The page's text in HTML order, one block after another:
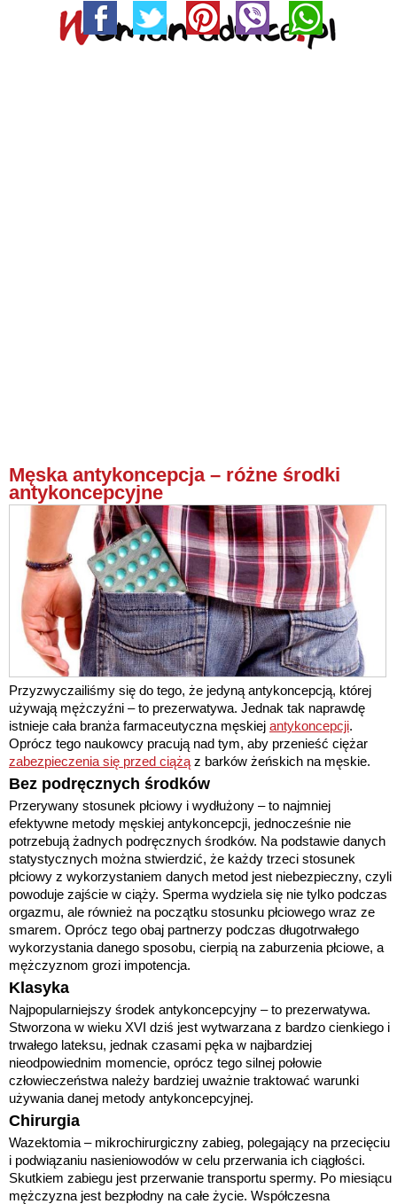
Męska antykoncepcja – różne środki
antykoncepcyjne
Przyzwyczailiśmy się do tego, że jedyną antykoncepcją, której
używają mężczyźni – to prezerwatywa. Jednak tak naprawdę
istnieje cała branża farmaceutyczna męskiej antykoncepcji.
Oprócz tego naukowcy pracują nad tym, aby przenieść ciężar
zabezpieczenia się przed ciążą z barków żeńskich na męskie.
Bez podręcznych środków
Przerywany stosunek płciowy i wydłużony – to najmniej
efektywne metody męskiej antykoncepcji, jednocześnie nie
potrzebują żadnych podręcznych środków. Na podstawie danych
statystycznych można stwierdzić, że każdy trzeci stosunek
płciowy z wykorzystaniem danych metod jest niebezpieczny, czyli
powoduje zajście w ciąży. Sperma wydziela się nie tylko podczas
orgazmu, ale również na początku stosunku płciowego wraz ze
smarem. Oprócz tego obaj partnerzy podczas długotrwałego
wykorzystania danego sposobu, cierpią na zaburzenia płciowe, a
mężczyznom grozi impotencja.
Klasyka
Najpopularniejszy środek antykoncepcyjny – to prezerwatywa.
Stworzona w wieku XVI dziś jest wytwarzana z bardzo cienkiego i
trwałego lateksu, jednak czasami pęka w najbardziej
nieodpowiednim momencie, oprócz tego silnej połowie
człowieczeństwa należy bardziej uważnie traktować warunki
używania danej metody antykoncepcyjnej.
Chirurgia
Wazektomia – mikrochirurgiczny zabieg, polegający na przecięciu
i podwiązaniu nasieniowodów w celu przerwania ich ciągłości.
Skutkiem zabiegu jest przerwanie transportu spermy. Po miesiącu
mężczyzna jest bezpłodny na całe życie. Współczesna